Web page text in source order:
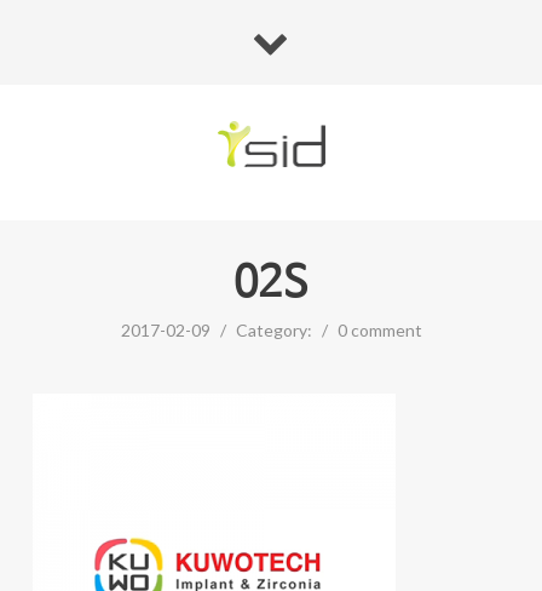
02S
2017-02-09 / Category: / 0 comment